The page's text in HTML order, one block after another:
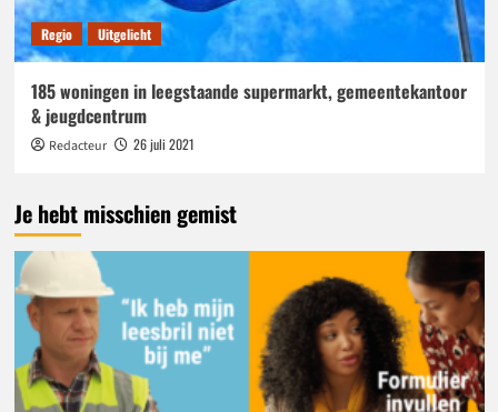
Regio Uitgelicht
185 woningen in leegstaande supermarkt, gemeentekantoor
& jeugdcentrum
Redacteur 26 juli 2021
Je hebt misschien gemist